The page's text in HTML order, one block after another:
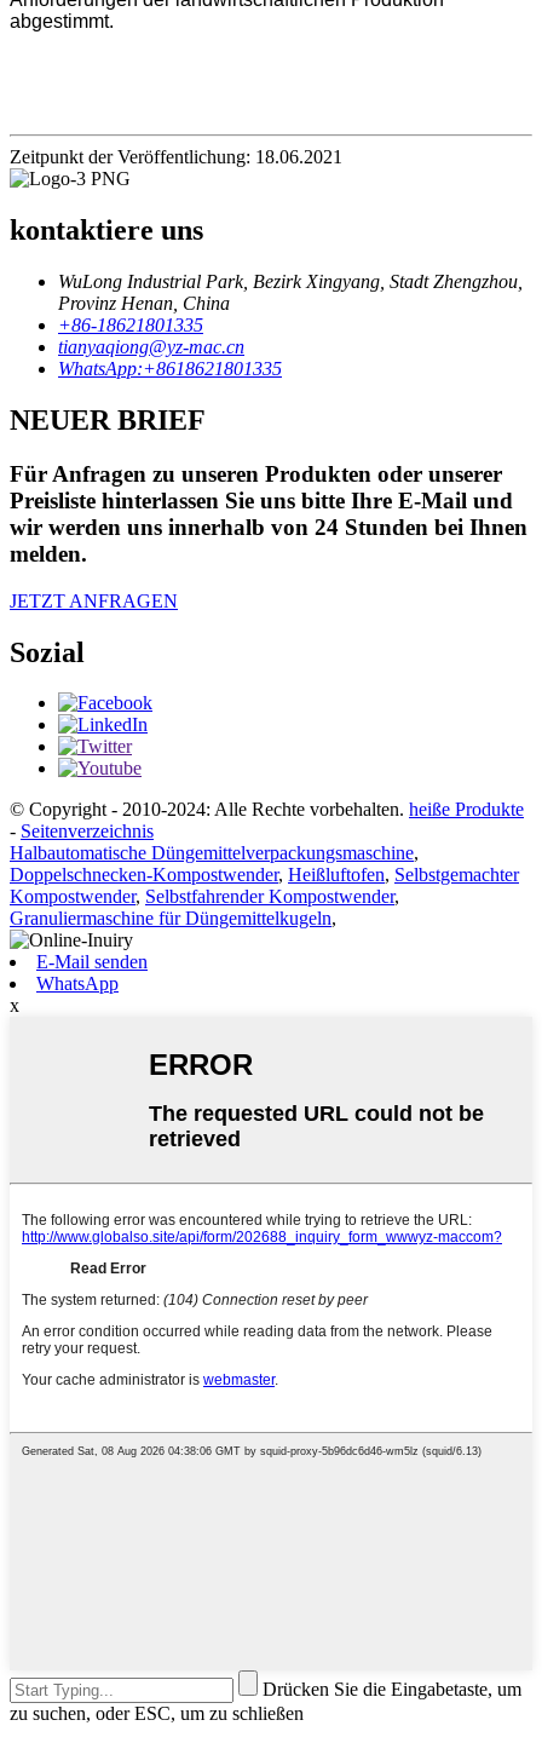
abgestimmt.
Zeitpunkt der Veröffentlichung: 18.06.2021
kontaktiere uns
WuLong Industrial Park, Bezirk Xingyang, Stadt Zhengzhou,
Provinz Henan, China
+86-18621801335
tianyaqiong@yz-mac.cn
WhatsApp:+8618621801335
NEUER BRIEF
Für Anfragen zu unseren Produkten oder unserer
Preisliste hinterlassen Sie uns bitte Ihre E-Mail und
wir werden uns innerhalb von 24 Stunden bei Ihnen
melden.
JETZT ANFRAGEN
Sozial
© Copyright - 2010-2024: Alle Rechte vorbehalten. heiße Produkte
- Seitenverzeichnis
Halbautomatische Düngemittelverpackungsmaschine,
Doppelschnecken-Kompostwender, Heißluftofen, Selbstgemachter
Kompostwender, Selbstfahrender Kompostwender,
Granuliermaschine für Düngemittelkugeln,
E-Mail senden
WhatsApp
x
Drücken Sie die Eingabetaste, um
zu suchen, oder ESC, um zu schließen